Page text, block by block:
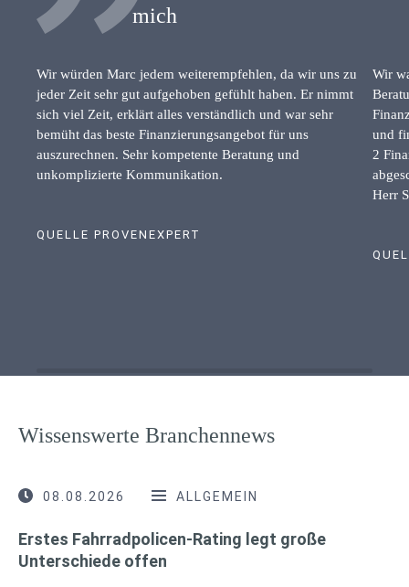
mich
Wir würden Marc jedem weiterempfehlen, da wir uns zu
jeder Zeit sehr gut aufgehoben gefühlt haben. Er nimmt
sich viel Zeit, erklärt alles verständlich und war sehr
bemüht das beste Finanzierungsangebot für uns
auszurechnen. Sehr kompetente Beratung und
unkomplizierte Kommunikation.
QUELLE PROVENEXPERT
Wir
und
2
Herr
Wissenswerte Branchennews
08.08.2026 ALLGEMEIN
Erstes Fahrradpolicen-Rating legt große
Unterschiede offen